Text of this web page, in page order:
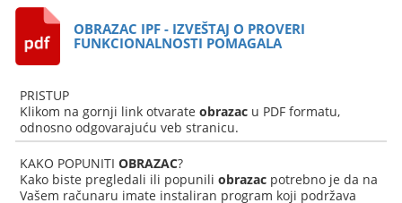
OBRAZAC IPF - IZVEŠTAJ O PROVERI
FUNKCIONALNOSTI POMAGALA
PRISTUP
Klikom na gornji link otvarateobrazac u PDF formatu,
odnosno odgovarajuću veb stranicu.
KAKO POPUNITIOBRAZAC?
Kako biste pregledali ili popuniliobrazac potrebno je da na
Vašem računaru imate instaliran program koji podržava